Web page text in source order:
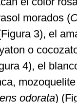
morados (
3), el
o
4), el
odorata)